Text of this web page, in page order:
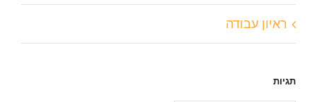
ראיון עבודה
תגיות